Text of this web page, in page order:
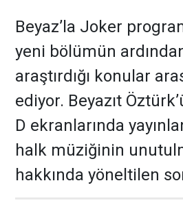
Beyaz’la Joker
yeni bölümün
araştırdığı konular
ediyor. Beyazıt
D ekranlarında
halk müziğinin
hakkında yöneltilen